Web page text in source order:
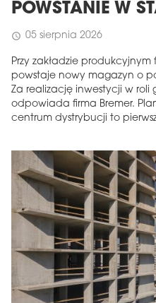
POWSTANIE W
schedule 05 sierpnia 2026
Przy zakładzie
powstaje nowy magazyn o
Za realizację inwestycji w
odpowiada firma Bremer.
centrum dystrybucji to